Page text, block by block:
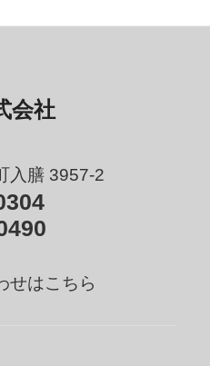
会社
入膳 3957-2
せはこちら